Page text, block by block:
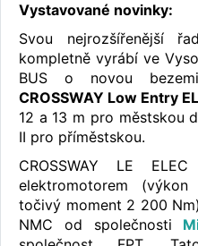
Vystavované novinky:
Svou nejrozšířenější
kompletně vyrábí ve
BUS o novou
CROSSWAY Low Entry
12 a 13 m pro městskou
II pro příměstskou.
CROSSWAY LE
elektromotorem
točivý moment 2 200
NMC od společnosti